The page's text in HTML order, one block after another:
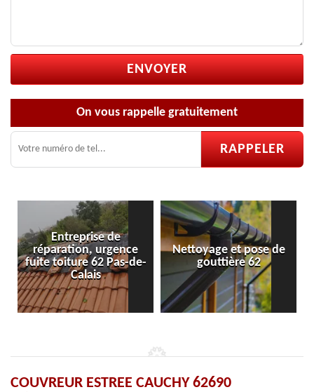
On vous rappelle gratuitement
Nettoyage et pose de
gouttière 62
Pose et réparation de
velux 62
COUVREUR ESTREE CAUCHY 62690